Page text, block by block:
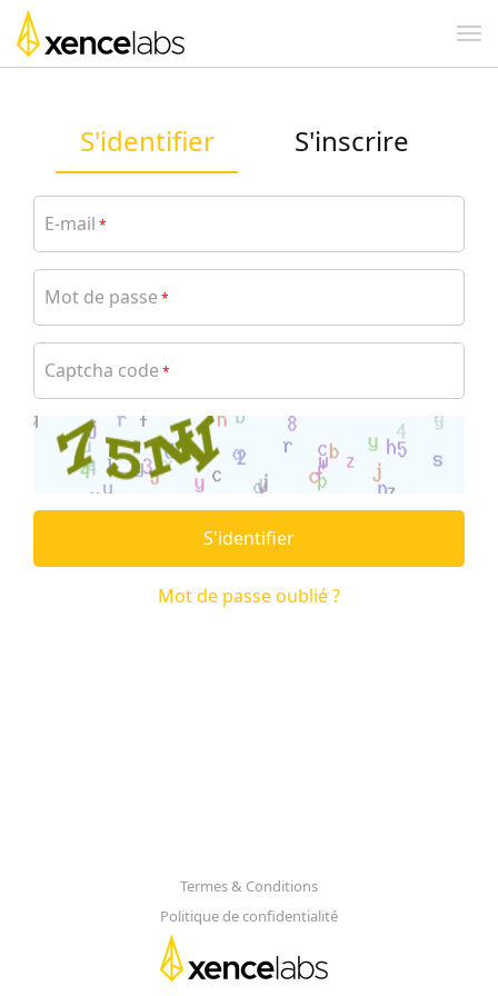
S'identifier S'inscrire
E-mail *
Mot de passe *
Captcha code *
S'identifier
Mot de passe oublié ?
Termes & Conditions
Politique de confidentialité